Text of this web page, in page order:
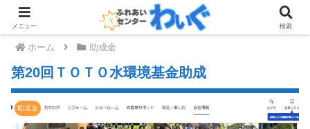
ホーム 助成金
第20回ＴＯＴＯ水環境基金助成
助成金
メニュー 検索